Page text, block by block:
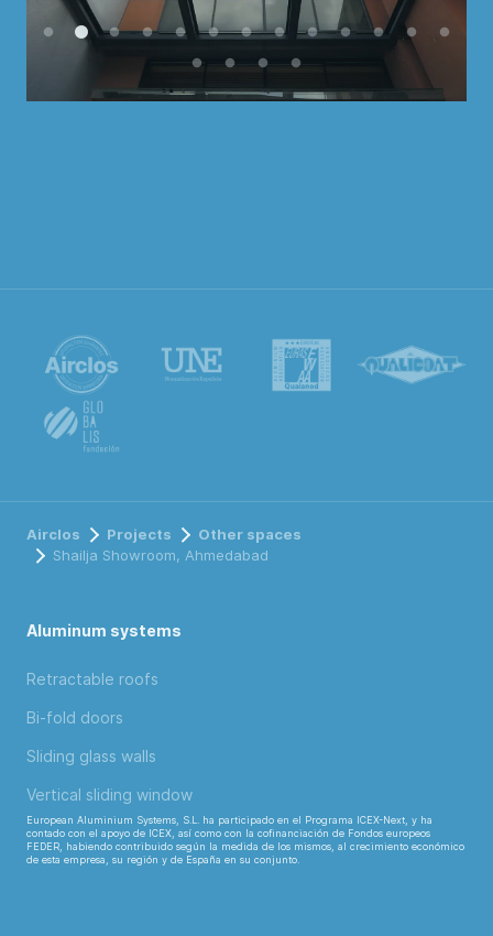
Airclos Projects
Other spaces
Shailja Showroom, Ahmedabad
Aluminum systems
Retractable roofs
Bi-fold doors
Sliding glass walls
Vertical sliding window
European Aluminium Systems, S.L. ha participado en el Programa ICEX-Next, y ha
contado con el apoyo de ICEX, así como con la cofinanciación de Fondos europeos
FEDER, habiendo contribuido según la medida de los mismos, al crecimiento económico
de esta empresa, su región y de España en su conjunto.